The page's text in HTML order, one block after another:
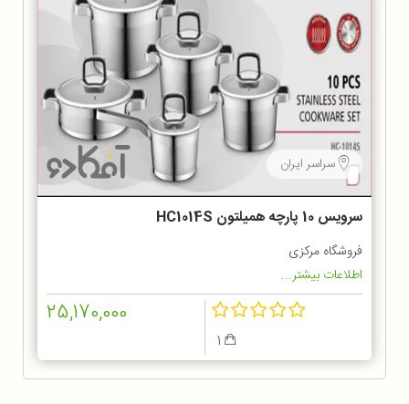
سراسر ایران
سرویس 10 پارچه همیلتون HC1014S
فروشگاه مرکزی
اطلاعات بیشتر...
25,170,000